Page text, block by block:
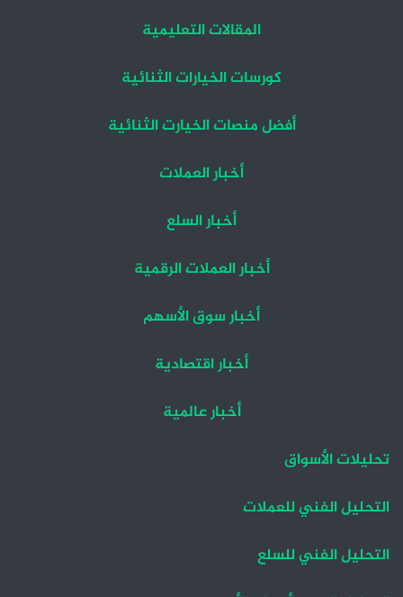
المقالات التعليمية
كورسات الخيارات الثنائية
أفضل منصات الخيارت الثنائية
أخبار العملات
أخبار السلع
أخبار العملات الرقمية
أخبار سوق الأسهم
أخبار اقتصادية
أخبار عالمية
تحليلات الأسواق
التحليل الفني للعملات
التحليل الفني للسلع